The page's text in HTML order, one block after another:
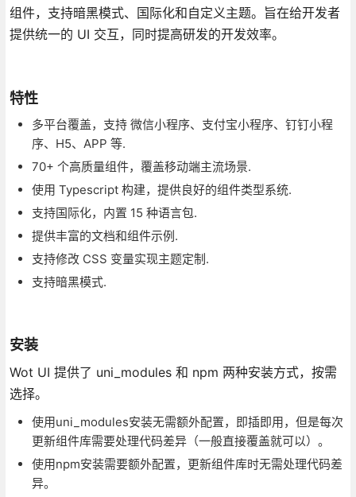
组件，支持暗黑模式、国际化和自定义主题。旨在给开发者
提供统一的 UI 交互，同时提高研发的开发效率。
特性
多平台覆盖，支持 微信小程序、支付宝小程序、钉钉小程
序、H5、APP 等.
70+ 个高质量组件，覆盖移动端主流场景.
使用 Typescript 构建，提供良好的组件类型系统.
支持国际化，内置 15 种语言包.
提供丰富的文档和组件示例.
支持修改 CSS 变量实现主题定制.
支持暗黑模式.
安装
Wot UI 提供了 uni_modules 和 npm 两种安装方式，按需
选择。
使用uni_modules安装无需额外配置，即插即用，但是每次
更新组件库需要处理代码差异（一般直接覆盖就可以）。
使用npm安装需要额外配置，更新组件库时无需处理代码差
异。